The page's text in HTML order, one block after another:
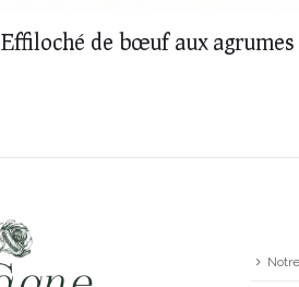
Effiloché de bœuf aux agrumes